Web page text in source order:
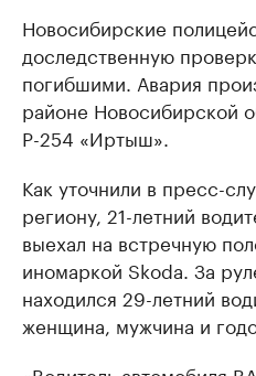
Новосибирские
доследственную
погибшими. Авария
районе Новосибирской
Р-254 «Иртыш».
Как уточнили в пресс-
региону, 21-летний
выехал на встречную
иномаркой Skoda. За
находился 29-летний
женщина, мужчина и